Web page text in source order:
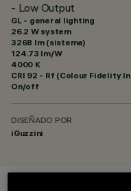
- Low Output
GL - general lighting
26.2 W system
3268 lm (sistema)
124.73 lm/W
4000 K
CRI 92 - Rf (Colour Fidelity
On/off
DISEÑADO POR
iGuzzini